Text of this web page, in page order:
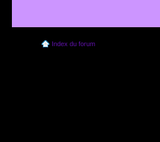
Index du forum